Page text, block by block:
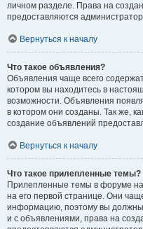
личном разделе. Права на
предоставляются
Вернуться к началу
Что такое объявления?
Объявления чаще всего
котором вы находитесь в
возможности. Объявления
в котором они созданы. Так же,
создание объявлений
Вернуться к началу
Что такое прилепленные темы?
Прилепленные темы в форуме
на его первой странице. Они
информацию, поэтому вы должны
и с объявлениями, права на